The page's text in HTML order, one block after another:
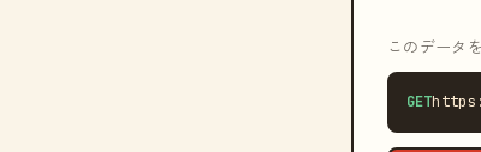
このデータ
GET